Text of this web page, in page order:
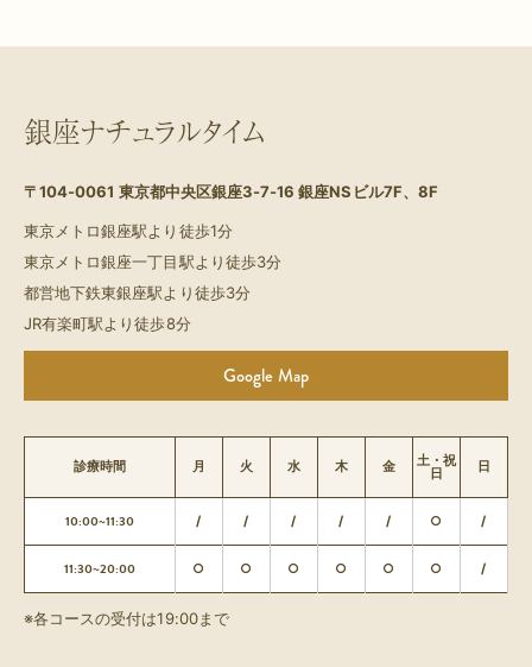
銀座ナチュラルタイム
〒104-0061 東京都中央区銀座3-7-16 銀座NSビル7F、8F
東京メトロ銀座駅より徒歩1分
東京メトロ銀座一丁目駅より徒歩3分
都営地下鉄東銀座駅より徒歩3分
JR有楽町駅より徒歩8分
Google Map
診療時間 月 火 水 木 金 土・祝
日 日
10:00~11:30 / / / / / ○ /
11:30~20:00 ○ ○ ○ ○ ○ ○ /
※各コースの受付は19:00まで